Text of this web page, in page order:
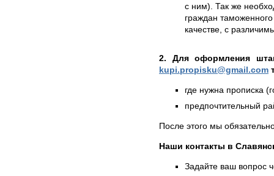
с ним). Так же
граждан
качестве, с
2. Для оформления
kupi.propisku@gmail.com
где нужна прописка
предпочтительный
После этого мы
Наши контакты в
Задайте ваш вопрос